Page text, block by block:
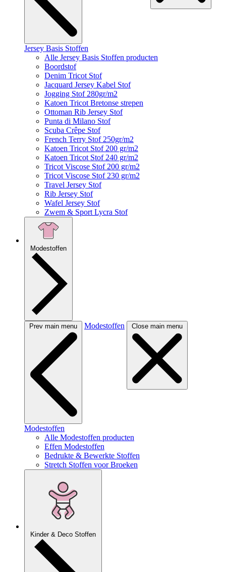
Jersey Basis Stoffen
Alle Jersey Basis Stoffen producten
Boordstof
Denim Tricot Stof
Jacquard Jersey Kabel Stof
Jogging Stof 280gr/m2
Katoen Tricot Bretonse strepen
Ottoman Rib Jersey Stof
Punta di Milano Stof
Scuba Crêpe Stof
French Terry Stof 250gr/m2
Katoen Tricot Stof 200 gr/m2
Katoen Tricot Stof 240 gr/m2
Tricot Viscose Stof 200 gr/m2
Tricot Viscose Stof 230 gr/m2
Travel Jersey Stof
Rib Jersey Stof
Wafel Jersey Stof
Zwem & Sport Lycra Stof
Modestoffen
Prev main menu Modestoffen Close main menu
Modestoffen
Alle Modestoffen producten
Effen Modestoffen
Bedrukte & Bewerkte Stoffen
Stretch Stoffen voor Broeken
Kinder & Deco Stoffen